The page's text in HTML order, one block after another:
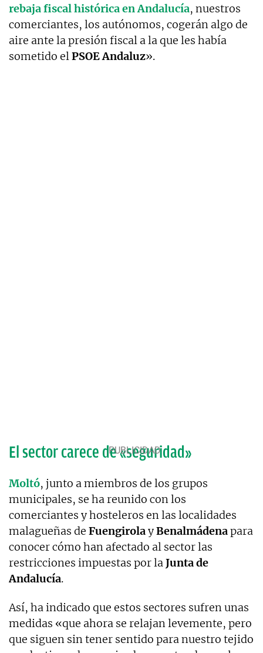
rebaja fiscal histórica en Andalucía, nuestros
comerciantes, los autónomos, cogerán algo de
aire ante la presión fiscal a la que les había
sometido elPSOE Andaluz».
El sector carece de «seguridad»
Moltó, junto a miembros de los grupos
municipales, se ha reunido con los
comerciantes y hosteleros en las localidades
malagueñas de FuengirolayBenalmádenapara
conocer cómo han afectado al sector las
restricciones impuestas por laJunta de
Andalucía.
Así, ha indicado que estos sectores sufren unas
medidas «que ahora se relajan levemente, pero
que siguen sin tener sentido para nuestro tejido